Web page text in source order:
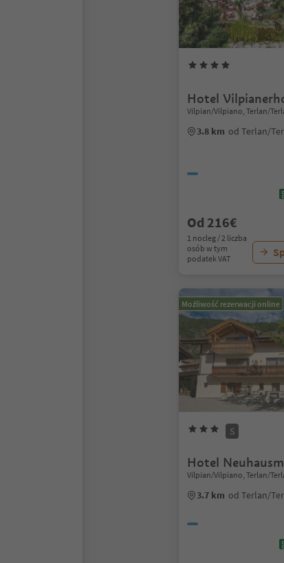
Hotel
Vilpian/Vilpiano, Terlan/
3.8 km od Terlan/
Od 216€
1 nocleg / 2 liczba
osób w tym
podatek VAT
Możliwość rezerwacji online
S
Hotel
Vilpian/Vilpiano, Terlan/
3.7 km od Terlan/